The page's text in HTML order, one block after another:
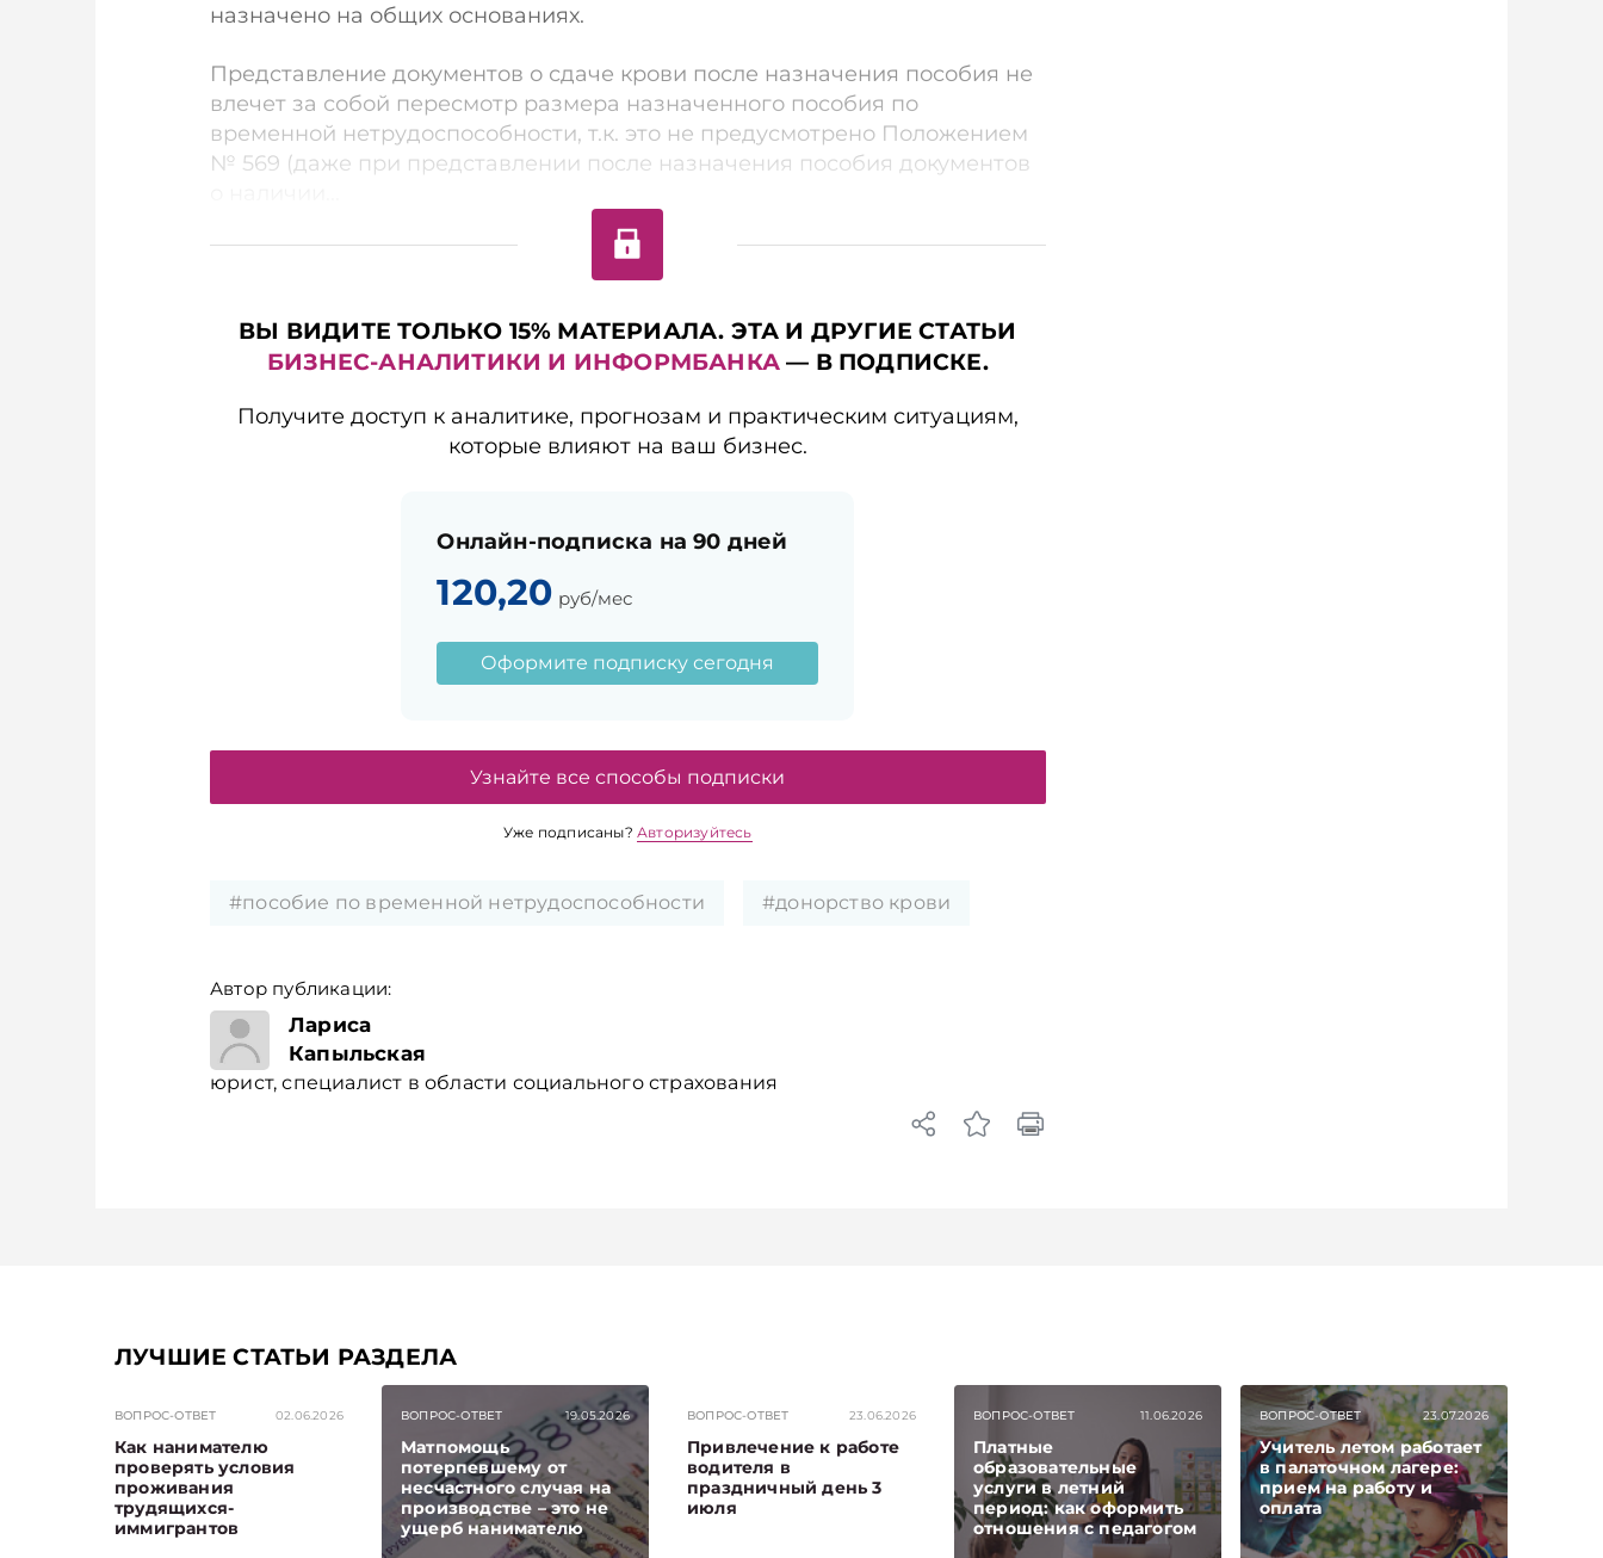
назначено на общих основаниях.
Представление документов о сдаче крови после назначения пособия не
влечет за собой пересмотр размера назначенного пособия по
временной нетрудоспособности, т.к. это не преду­смотрено Положением
№ 569 (даже при представлении после назначения пособия документов
ВЫ ВИДИТЕ ТОЛЬКО 15% МАТЕРИАЛА. ЭТА И ДРУГИЕ СТАТЬИ
БИЗНЕС-АНАЛИТИКИ И ИНФОРМБАНКА— В ПОДПИСКЕ.
Получите доступ к аналитике, прогнозам и практическим ситуациям,
которые влияют на ваш бизнес.
Онлайн-подписка на 90 дней
120,20 руб/мес
Оформите подписку сегодня
Узнайте все способы подписки
Уже подписаны?Авторизуйтесь
#пособие по временной нетрудоспособности #донорство крови
Автор публикации:
юрист,
специалист
в области
Лариса
Капыльская
юрист, специалист в области социального страхования
ЛУЧШИЕ СТАТЬИ РАЗДЕЛА
ВОПРОС-ОТВЕТ 02.06.2026
Как нанимателю
проверять условия
проживания
трудящихся-
иммигрантов
ВОПРОС-ОТВЕТ 19.05.2026
Матпомощь
потерпевшему от
несчастного случая на
производстве – это не
ущерб нанимателю
ВОПРОС-ОТВЕТ 23.06.2026
Привлечение к работе
водителя в
праздничный день 3
июля
ВОПРОС-ОТВЕТ 11.06.2026
Платные
образовательные
услуги в летний
период: как оформить
отношения с педагогом
ВОПРОС-ОТВЕТ 23.07.2026
Учитель летом работает
в палаточном лагере:
прием на работу и
оплата